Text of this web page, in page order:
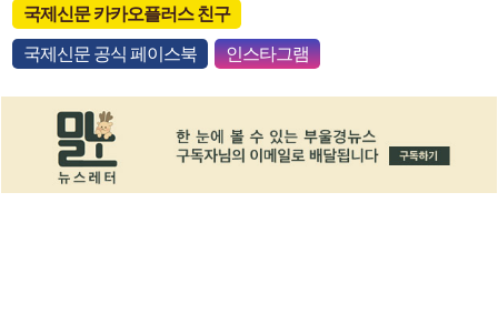
국제신문 카카오플러스 친구
국제신문 공식 페이스북 인스타그램